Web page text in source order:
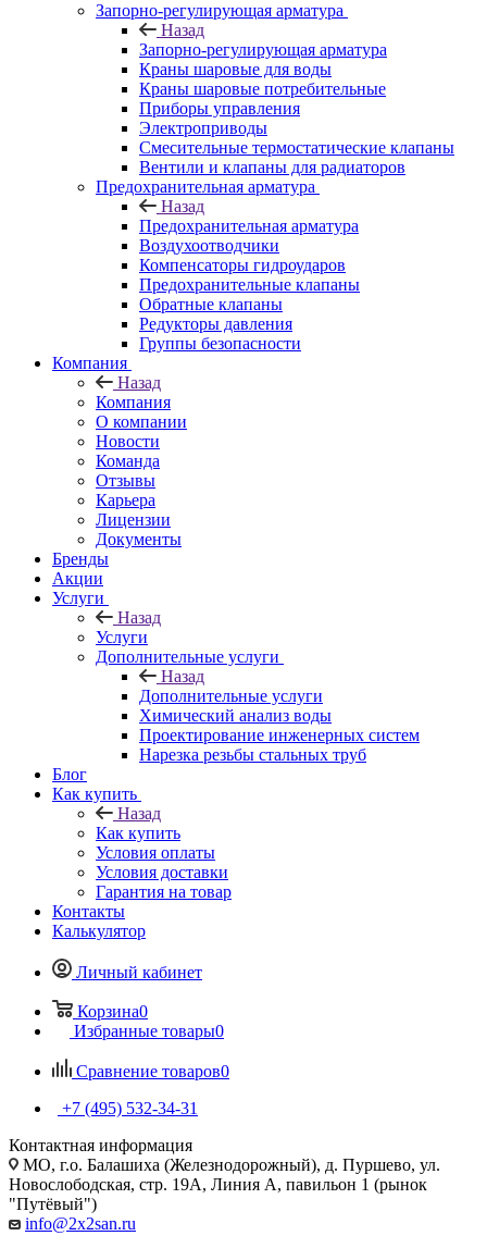
Запорно-регулирующая арматура
Назад
Запорно-регулирующая арматура
Краны шаровые для воды
Краны шаровые потребительные
Приборы управления
Электроприводы
Смесительные термостатические клапаны
Вентили и клапаны для радиаторов
Предохранительная арматура
Назад
Предохранительная арматура
Воздухоотводчики
Компенсаторы гидроударов
Предохранительные клапаны
Обратные клапаны
Редукторы давления
Группы безопасности
Компания
Назад
Компания
О компании
Новости
Команда
Отзывы
Карьера
Лицензии
Документы
Бренды
Акции
Услуги
Назад
Услуги
Дополнительные услуги
Назад
Дополнительные услуги
Химический анализ воды
Проектирование инженерных систем
Нарезка резьбы стальных труб
Блог
Как купить
Назад
Как купить
Условия оплаты
Условия доставки
Гарантия на товар
Контакты
Калькулятор
Личный кабинет
Корзина0
Избранные товары0
Сравнение товаров0
+7 (495) 532‑34‑31
Контактная информация
МО, г.о. Балашиха (Железнодорожный), д. Пуршево, ул.
Новослободская, стр. 19А, Линия А, павильон 1 (рынок
"Путёвый")
info@2x2san.ru